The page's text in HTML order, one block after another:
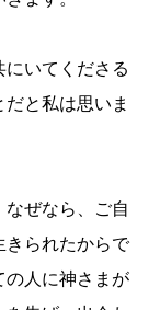
にいてくださる
と私は思いま
ぜなら、ご自
きられたからで
の人に神さまが